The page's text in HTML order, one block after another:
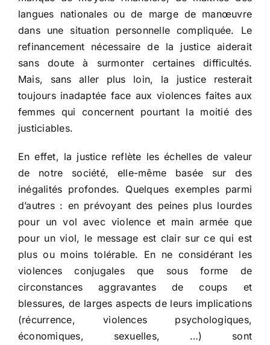
langues nationales ou de marge de manœuvre
dans une situation personnelle compliquée. Le
refinancement nécessaire de la justice aiderait
sans doute à surmonter certaines difficultés.
Mais, sans aller plus loin, la justice resterait
toujours inadaptée face aux violences faites aux
femmes qui concernent pourtant la moitié des
justiciables.
En effet, la justice reflète les échelles de valeur
de notre société, elle-même basée sur des
inégalités profondes. Quelques exemples parmi
d’autres : en prévoyant des peines plus lourdes
pour un vol avec violence et main armée que
pour un viol, le message est clair sur ce qui est
plus ou moins tolérable. En ne considérant les
violences conjugales que sous forme de
circonstances aggravantes de coups et
blessures, de larges aspects de leurs implications
(récurrence, violences psychologiques,
économiques, sexuelles, …) sont